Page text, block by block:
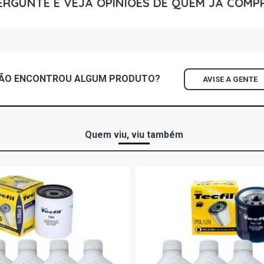
ENCONTROU ALGUM PRODUTO? AVISE A GENTE
Quem viu, viu também